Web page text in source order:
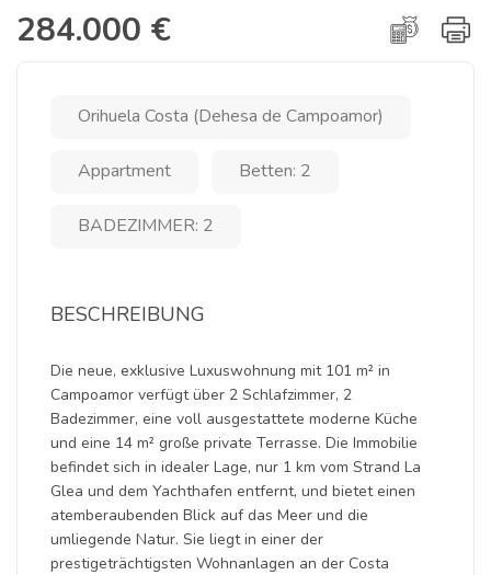
284.000 €
Orihuela Costa (Dehesa de Campoamor)
Appartment Betten: 2
BADEZIMMER: 2
BESCHREIBUNG
Die neue, exklusive Luxuswohnung mit 101 m² in
Campoamor verfügt über 2 Schlafzimmer, 2
Badezimmer, eine voll ausgestattete moderne Küche
und eine 14 m² große private Terrasse. Die Immobilie
befindet sich in idealer Lage, nur 1 km vom Strand La
Glea und dem Yachthafen entfernt, und bietet einen
atemberaubenden Blick auf das Meer und die
umliegende Natur. Sie liegt in einer der
prestigeträchtigsten Wohnanlagen an der Costa